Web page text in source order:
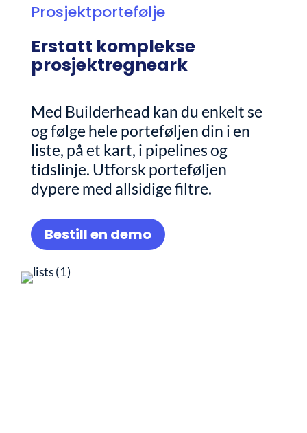
Prosjektportefølje
Erstatt komplekse
prosjektregneark
Med Builderhead kan du enkelt se
og følge hele porteføljen din i en
liste, på et kart, i pipelines og
tidslinje. Utforsk porteføljen
dypere med allsidige filtre.
Bestill en demo